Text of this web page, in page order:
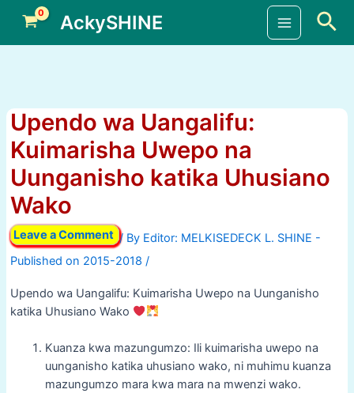
content
AckySHINE
Main
Upendo wa Uangalifu:
Kuimarisha Uwepo na
Uunganisho katika Uhusiano
Wako
Leave a Comment / By
/
Upendo wa Uangalifu: Kuimarisha Uwepo na Uunganisho
katika Uhusiano Wako
Kuanza kwa mazungumzo: Ili kuimarisha uwepo na
uunganisho katika uhusiano wako, ni muhimu kuanza
mazungumzo mara kwa mara na mwenzi wako.